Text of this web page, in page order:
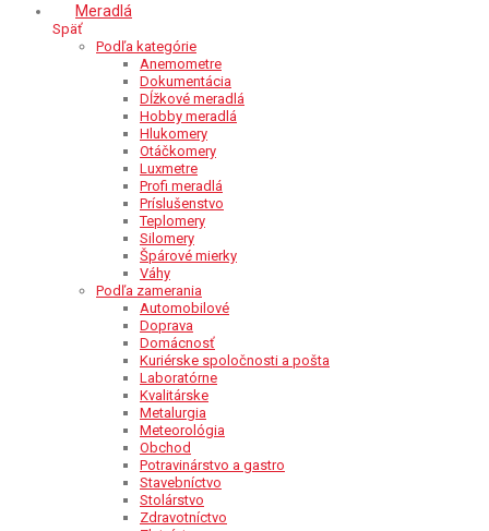
Meradlá
Späť
Podľa kategórie
Anemometre
Dokumentácia
Dĺžkové meradlá
Hobby meradlá
Hlukomery
Otáčkomery
Luxmetre
Profi meradlá
Príslušenstvo
Teplomery
Silomery
Špárové mierky
Váhy
Podľa zamerania
Automobilové
Doprava
Domácnosť
Kuriérske spoločnosti a pošta
Laboratórne
Kvalitárske
Metalurgia
Meteorológia
Obchod
Potravinárstvo a gastro
Stavebníctvo
Stolárstvo
Zdravotníctvo